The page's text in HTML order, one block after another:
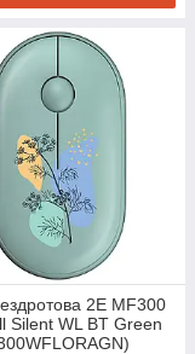
2E MF300
Silent WL BT Green